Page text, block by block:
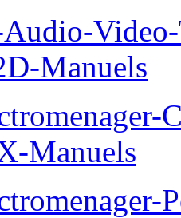
Audio-
Manuels
Manuels